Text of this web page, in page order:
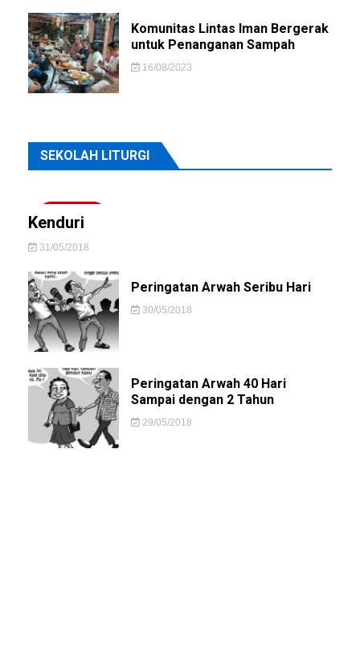
Komunitas Lintas Iman Bergerak
untuk Penanganan Sampah
16/08/2023
SEKOLAH LITURGI
Kenduri
31/05/2018
Peringatan Arwah Seribu Hari
30/05/2018
Peringatan Arwah 40 Hari
Sampai dengan 2 Tahun
29/05/2018